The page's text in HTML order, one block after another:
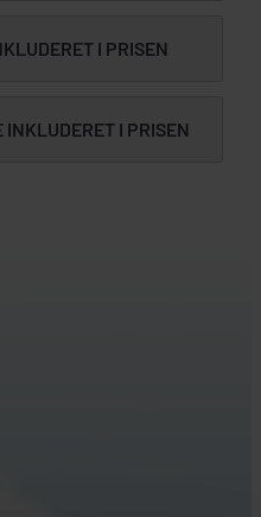
I PRISEN
dansk rejseleder
INKLUDERET I PRISEN